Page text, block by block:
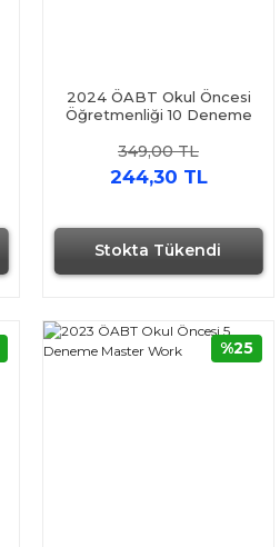
Stokta Tükendi
2024 ÖABT Okul Öncesi
Öğretmenliği 10 Deneme
349,00 TL
244,30 TL
%25